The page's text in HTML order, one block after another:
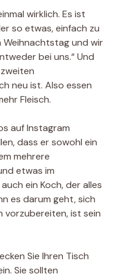
wirklich. Es ist
so etwas, einfach zu
Weihnachtstag und wir
bei uns.“ Und
neu ist. Also essen
Fleisch.
auf Instagram
dass er sowohl ein
mehrere
etwas im
ein Koch, der alles
es darum geht, sich
vorzubereiten, ist sein
Sie Ihren Tisch
Sie sollten